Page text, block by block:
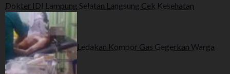
Dokter IDI Lampung Selatan Langsung Cek Kesehatan
Ledakan Kompor Gas Gegerkan Warga